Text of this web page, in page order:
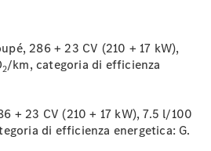
286 + 23 CV (210 + 17 kW),
2/km, categoria di efficienza
+ 23 CV (210 + 17 kW), 7.5 l/100
di efficienza energetica: G.